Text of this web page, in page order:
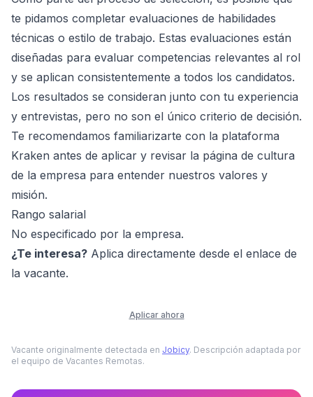
te pidamos completar evaluaciones de habilidades
técnicas o estilo de trabajo. Estas evaluaciones están
diseñadas para evaluar competencias relevantes al rol
y se aplican consistentemente a todos los candidatos.
Los resultados se consideran junto con tu experiencia
y entrevistas, pero no son el único criterio de decisión.
Te recomendamos familiarizarte con la plataforma
Kraken antes de aplicar y revisar la página de cultura
de la empresa para entender nuestros valores y
misión.
Rango salarial
No especificado por la empresa.
¿Te interesa? Aplica directamente desde el enlace de
la vacante.
Aplicar ahora
Vacante originalmente detectada en Jobicy. Descripción adaptada por
el equipo de Vacantes Remotas.